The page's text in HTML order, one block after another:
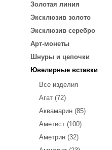
Золотая линия
Эксклюзив золото
Эксклюзив серебро
Арт-монеты
Шнуры и цепочки
Ювелирные вставки
Все изделия
Агат (72)
Аквамарин (85)
Аметист (100)
Аметрин (32)